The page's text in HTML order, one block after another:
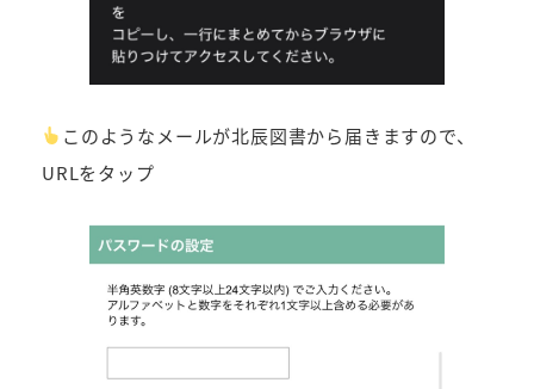
このようなメールが北辰図書から届きますので、
URLをタップ